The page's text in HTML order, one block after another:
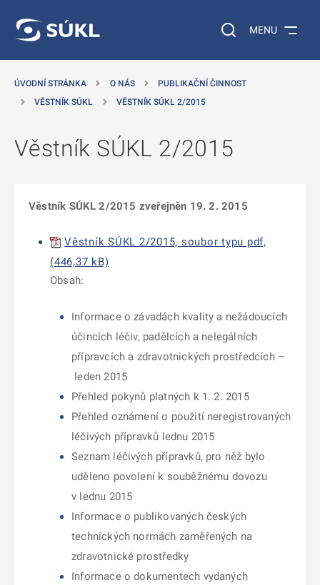
Vyhledávání na
MENU
ÚVODNÍ STRÁNKA O NÁS
PUBLIKAČNÍ ČINNOST
VĚSTNÍK SÚKL
VĚSTNÍK SÚKL 2/2015
Věstník SÚKL 2/2015
Věstník SÚKL 2/2015 zveřejněn 19. 2. 2015
Věstník SÚKL 2/2015, soubor typu pdf,
(446,37 kB)
Obsah:
Informace o závadách kvality a nežádoucích
účincích léčiv, padělcích a nelegálních
přípravcích a zdravotnických prostředcích –
leden 2015
Přehled pokynů platných k 1. 2. 2015
Přehled oznámení o použití neregistrovaných
léčivých přípravků lednu 2015
Seznam léčivých přípravků, pro něž bylo
uděleno povolení k souběžnému dovozu
v lednu 2015
Informace o publikovaných českých
technických normách zaměřených na
zdravotnické prostředky
Informace o dokumentech vydaných